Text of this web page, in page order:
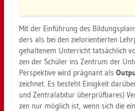
Mit der Ein­füh­rung des
ders als bei den ziel­ori­en­tier­ten
ge­hal­te­nem Un­ter­richt tat­säch­lich
zen der Schü­ler ins Zen­trum der
Per­spek­ti­ve wird prä­gnant als
zeich­net. Es be­steht Ei­nig­keit
und Zen­tral­ab­itur über­prüf­ba­res)
zen nur mög­lich ist, wenn sich die